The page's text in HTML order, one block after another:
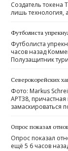
Создатель токена
лишь технология,
Футболиста
Футболиста
часов назад
Полузащитник
Северокорейских
Фото: Markus
APT38,
замаскироваться
Опрос показал
Опрос показал
ещё 5 6 часов